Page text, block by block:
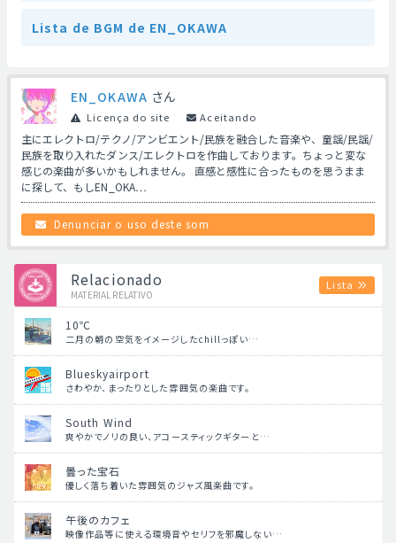
Lista de BGM de EN_OKAWA
EN_OKAWA さん
Licença do site Aceitando
主にエレクトロ/テクノ/アンビエント/民族を融合した音楽や、童謡/民謡/
民族を取り入れたダンス/エレクトロを作曲しております。ちょっと変な
感じの楽曲が多いかもしれません。 直感と感性に合ったものを思うまま
に探して、もしEN_OKA…
Denunciar o uso deste som
Relacionado
MATERIAL RELATIVO
Lista
10℃
二月の朝の空気をイメージしたchillっぽい…
Blueskyairport
さわやか、まったりとした雰囲気の楽曲です。
South Wind
爽やかでノリの良い、アコースティックギターと…
曇った宝石
優しく落ち着いた雰囲気のジャズ風楽曲です。
午後のカフェ
映像作品等に使える環境音やセリフを邪魔しない…